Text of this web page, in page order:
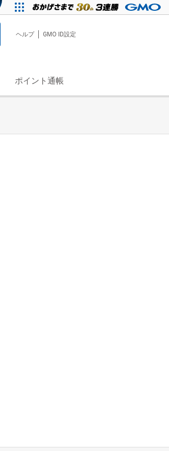
ヘルプ GMO ID設定
ポイント通帳